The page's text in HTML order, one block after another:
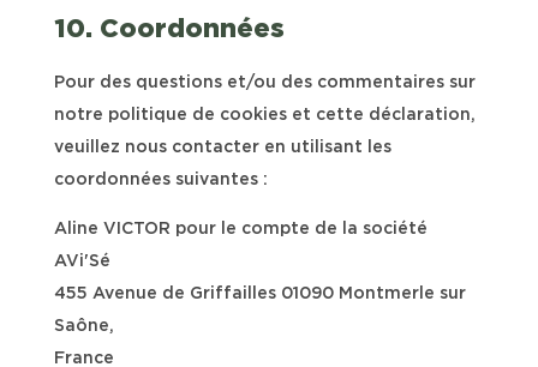
10. Coordonnées
Pour des questions et/ou des commentaires sur
notre politique de cookies et cette déclaration,
veuillez nous contacter en utilisant les
coordonnées suivantes :
Aline VICTOR pour le compte de la société
AVi'Sé
455 Avenue de Griffailles 01090 Montmerle sur
Saône,
France